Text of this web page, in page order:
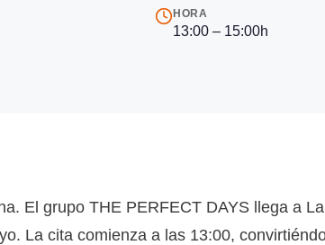
HORA
13:00 – 15:00h
El grupo THE PERFECT DAYS llega a
La cita comienza a las 13:00,